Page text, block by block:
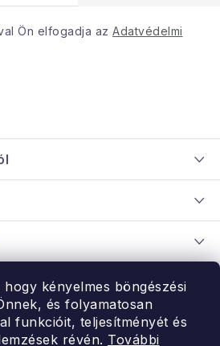
kényelmes böngészési
és folyamatosan
funkcióit, teljesítményét és
révén. További
Ön elfogadja az Adatvédelmi